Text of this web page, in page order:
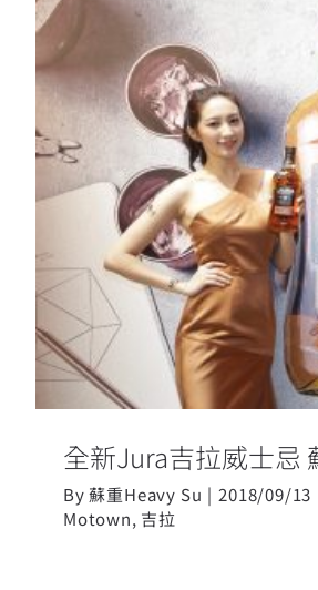
全新Jura吉
全新Jura吉拉威士忌
By蘇重Heavy Su | 2018/09/13
Motown, 吉拉